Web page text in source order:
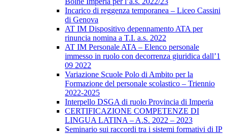
Incarico di reggenza temporanea – Liceo Cassini
di Genova
AT IM Dispositivo depennamento ATA per
rinuncia nomina a T.I. a.s. 2022
AT IM Personale ATA – Elenco personale
immesso in ruolo con decorrenza giuridica dall’1
09 2022
Variazione Scuole Polo di Ambito per la
Formazione del personale scolastico – Triennio
2022-2025
Interpello DSGA di ruolo Provincia di Imperia
CERTIFICAZIONE COMPETENZE DI
LINGUA LATINA – A.S. 2022 – 2023
Seminario sui raccordi tra i sistemi formativi di IP